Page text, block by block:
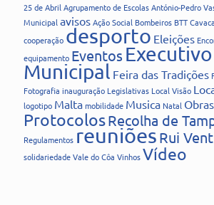
25 de Abril Agrupamento de EscolasAntónio-Pedro
Municipal avisosAção Social Bombeiros BTT
cooperação desporto Eleições
equipamento Eventos Executivo
Municipal Feira das Tradições
Fotografia inauguração Legislativas Local Visão
logotipo Maltamobilidade Musica Natal Obras
ProtocolosRecolha de
Regulamentos reuniões Rui
solidariedadeVale do Côa VinhosVídeo